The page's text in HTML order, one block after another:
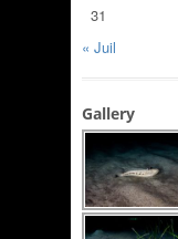
31
« Juil
Gallery